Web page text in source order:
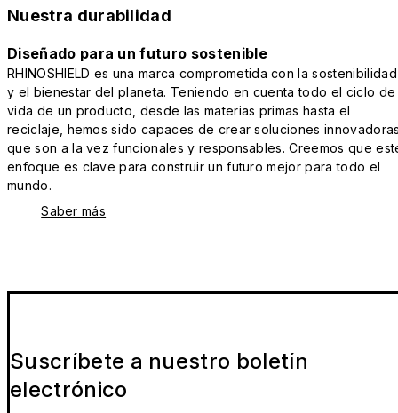
Nuestra durabilidad
Diseñado para un futuro sostenible
RHINOSHIELD es una marca comprometida con la sostenibilidad
y el bienestar del planeta. Teniendo en cuenta todo el ciclo de
vida de un producto, desde las materias primas hasta el
reciclaje, hemos sido capaces de crear soluciones
que son a la vez funcionales y responsables. Creemos que
enfoque es clave para construir un futuro mejor para todo el
mundo.
Saber más
Suscríbete a nuestro boletín
electrónico